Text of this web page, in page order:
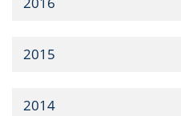
2015
2014